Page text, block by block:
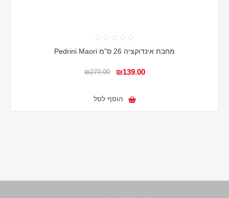
מחבת אינדוקציה 26 ס"מ Pedrini Maori
₪139.00
₪279.00
הוסף לסל